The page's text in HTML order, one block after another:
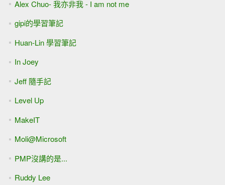
Alex Chuo- 我亦非我 - I am not me
gipi的學習筆記
Huan-Lin 學習筆記
In Joey
Jeff 隨手記
Level Up
MakeIT
Moli@Microsoft
PMP沒講的是...
Ruddy Lee